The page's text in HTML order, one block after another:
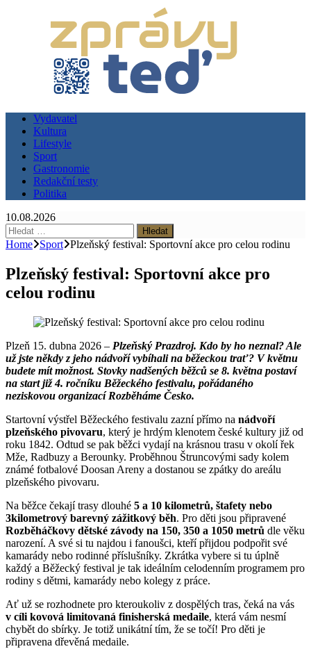
Vydavatel
Kultura
Lifestyle
Sport
Gastronomie
Redakční testy
Politika
10.08.2026
Vyhledávání
Home
Sport Plzeňský festival: Sportovní akce pro celou rodinu
Plzeňský festival: Sportovní akce pro
celou rodinu
Plzeň 15. dubna 2026 – Plzeňský Prazdroj. Kdo by ho neznal? Ale
už jste někdy z jeho nádvoří vybíhali na běžeckou trať? V květnu
budete mít možnost. Stovky nadšených běžců se 8. května postaví
na start již 4. ročníku Běžeckého festivalu, pořádaného
neziskovou organizací Rozběháme Česko.
Startovní výstřel Běžeckého festivalu zazní přímo na nádvoří
plzeňského pivovaru, který je hrdým klenotem české kultury již od
roku 1842. Odtud se pak běžci vydají na krásnou trasu v okolí řek
Mže, Radbuzy a Berounky. Proběhnou Štruncovými sady kolem
známé fotbalové Doosan Areny a dostanou se zpátky do areálu
plzeňského pivovaru.
Na běžce čekají trasy dlouhé 5 a 10 kilometrů, štafety nebo
3kilometrový barevný zážitkový běh. Pro děti jsou připravené
Rozběháčkovy dětské závody na 150, 350 a 1050 metrů dle věku
narození. A své si tu najdou i fanoušci, kteří přijdou podpořit své
kamarády nebo rodinné příslušníky. Zkrátka vybere si tu úplně
každý a Běžecký festival je tak ideálním celodenním programem pro
rodiny s dětmi, kamarády nebo kolegy z práce.
Ať už se rozhodnete pro kteroukoliv z dospělých tras, čeká na vás
v cíli kovová limitovaná finisherská medaile, která vám nesmí
chybět do sbírky. Je totiž unikátní tím, že se točí! Pro děti je
připravena dřevěná medaile.